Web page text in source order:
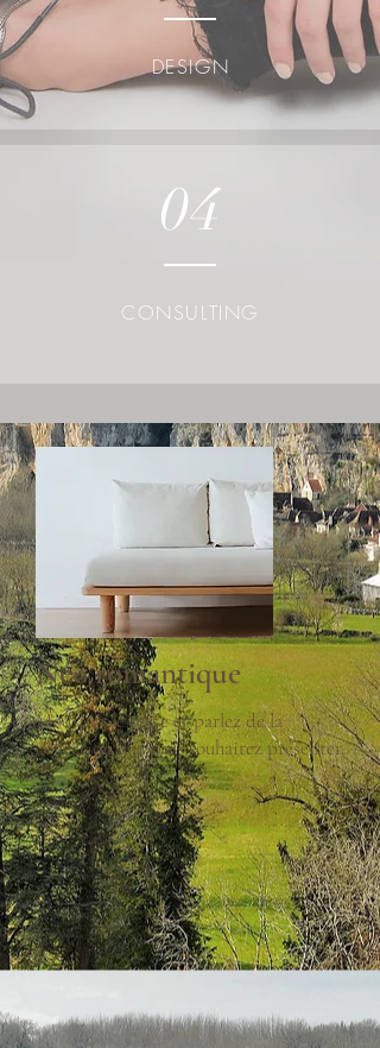
DESIGN
04
CONSULTING
Néo romantique
Modifiez le texte et parlez de la
collection que vous souhaitez présenter.